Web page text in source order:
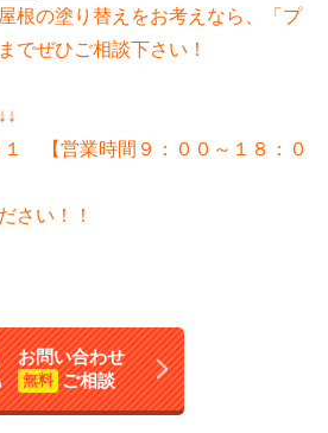
根の塗り替えをお考えなら、「プ
でぜひご相談下さい！
１ 【営業時間９：００～１８：０
さい！！
お問い合わせ
無料 ご相談